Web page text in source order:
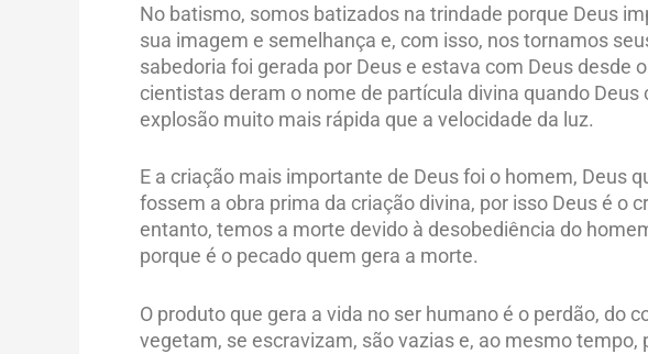
No batismo, somos batizados na trindade porque Deus
sua imagem e semelhança e, com isso, nos tornamos
sabedoria foi gerada por Deus e estava com Deus desde
cientistas deram o nome de partícula divina quando
explosão muito mais rápida que a velocidade da luz.
E a criação mais importante de Deus foi o homem, Deus
fossem a obra prima da criação divina, por isso Deus é o
entanto, temos a morte devido à desobediência do
porque é o pecado quem gera a morte.
O produto que gera a vida no ser humano é o perdão, do
vegetam, se escravizam, são vazias e, ao mesmo tempo,